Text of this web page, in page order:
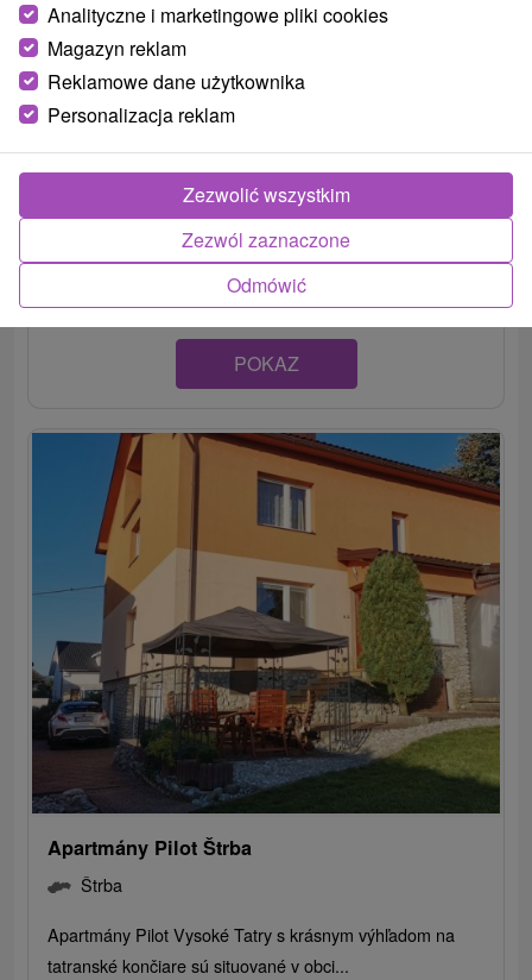
Apartmán Štrba
Apartmán s rodinnou atmosférou v podkroví rodinného
domu, situovaný v tichej lokalite na hranici...
POKAZ
Apartmány Pilot Štrba
Štrba
Apartmány Pilot Vysoké Tatry s krásnym výhľadom na
tatranské končiare sú situované v obci...
Analityczne i marketingowe pliki cookies
Magazyn reklam
Reklamowe dane użytkownika
Personalizacja reklam
Odmówić
Zezwól zaznaczone
Zezwolić wszystkim